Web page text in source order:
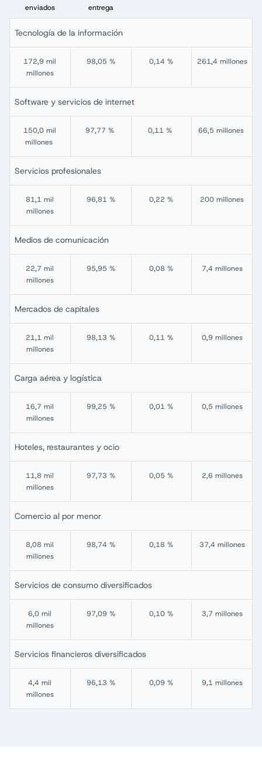
enviados
entrega
Tecnología de la información
172,9 mil
millones
98,05 % 0,14 % 261,4 millones
Software y servicios de internet
150,0 mil
millones
97,77 % 0,11 % 66,5 millones
Servicios profesionales
81,1 mil
millones
96,81 % 0,22 % 200 millones
Medios de comunicación
22,7 mil
millones
95,95 % 0,08 % 7,4 millones
Mercados de capitales
21,1 mil
millones
98,13 % 0,11 % 0,9 millones
Carga aérea y logística
16,7 mil
millones
99,25 % 0,01 % 0,5 millones
Hoteles, restaurantes y ocio
11,8 mil
millones
97,73 % 0,05 % 2,6 millones
Comercio al por menor
8,08 mil
millones
98,74 % 0,18 % 37,4 millones
Servicios de consumo diversificados
6,0 mil
millones
97,09 % 0,10 % 3,7 millones
Servicios financieros diversificados
4,4 mil
millones
96,13 % 0,09 % 9,1 millones